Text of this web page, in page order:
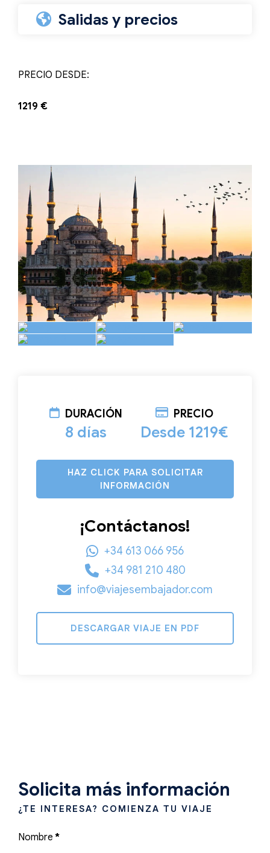
Salidas y precios
PRECIO DESDE:
1219 €
DURACIÓN
8 días
PRECIO
Desde 1219€
HAZ CLICK PARA SOLICITAR
INFORMACIÓN
¡Contáctanos!
+34 613 066 956
+34 981 210 480
info@viajesembajador.com
DESCARGAR VIAJE EN PDF
Solicita más información
¿TE INTERESA? COMIENZA TU VIAJE
Nombre *